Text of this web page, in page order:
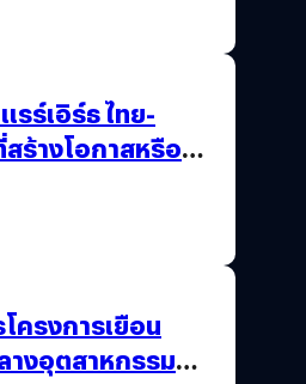
รร์เอิร์ธ ไทย-
ร้างโอกาสหรือ
ครงการเยือน
างอุตสาหกรรม